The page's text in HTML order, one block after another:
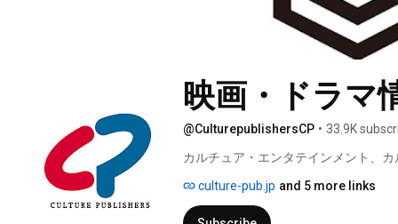
映画・ドラマ
@CulturepublishersCP • 33.9K
カルチュア・エンタテインメント、
culture-pub.jp and 5 more links